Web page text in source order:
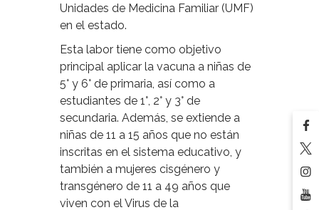
Unidades de Medicina Familiar (UMF)
en el estado.
Esta labor tiene como objetivo
principal aplicar la vacuna a niñas de
5° y 6° de primaria, así como a
estudiantes de 1°, 2° y 3° de
secundaria. Además, se extiende a
niñas de 11 a 15 años que no están
inscritas en el sistema educativo, y
también a mujeres cisgénero y
transgénero de 11 a 49 años que
viven con el Virus de la